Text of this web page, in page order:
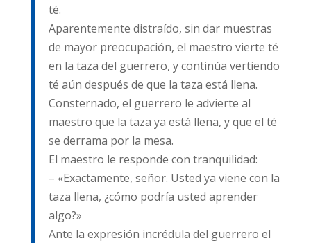
té.
Aparentemente distraído, sin dar muestras
de mayor preocupación, el maestro vierte té
en la taza del guerrero, y continúa vertiendo
té aún después de que la taza está llena.
Consternado, el guerrero le advierte al
maestro que la taza ya está llena, y que el té
se derrama por la mesa.
El maestro le responde con tranquilidad:
– «Exactamente, señor. Usted ya viene con la
taza llena, ¿cómo podría usted aprender
algo?»
Ante la expresión incrédula del guerrero el